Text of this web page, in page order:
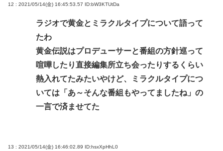
12 : 2021/05/14(金) 16:45:53.57 ID:bW3KTUtDa
ラジオで黄金とミラクルタイプについて語って
たわ
黄金伝説はプロデューサーと番組の方針巡って
喧嘩したり直接編集所立ち会ったりするくらい
熱入れてたみたいやけど、ミラクルタイプにつ
いては「あ～そんな番組もやってましたね」の
一言で済ませてた
13 : 2021/05/14(金) 16:46:02.89 ID:hsxXpHhL0